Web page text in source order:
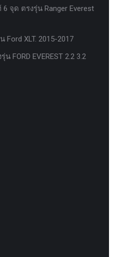
จุด ตรงรุ่น Ranger Everest
Ford XLT. 2015-2017
FORD EVEREST 2.2 3.2